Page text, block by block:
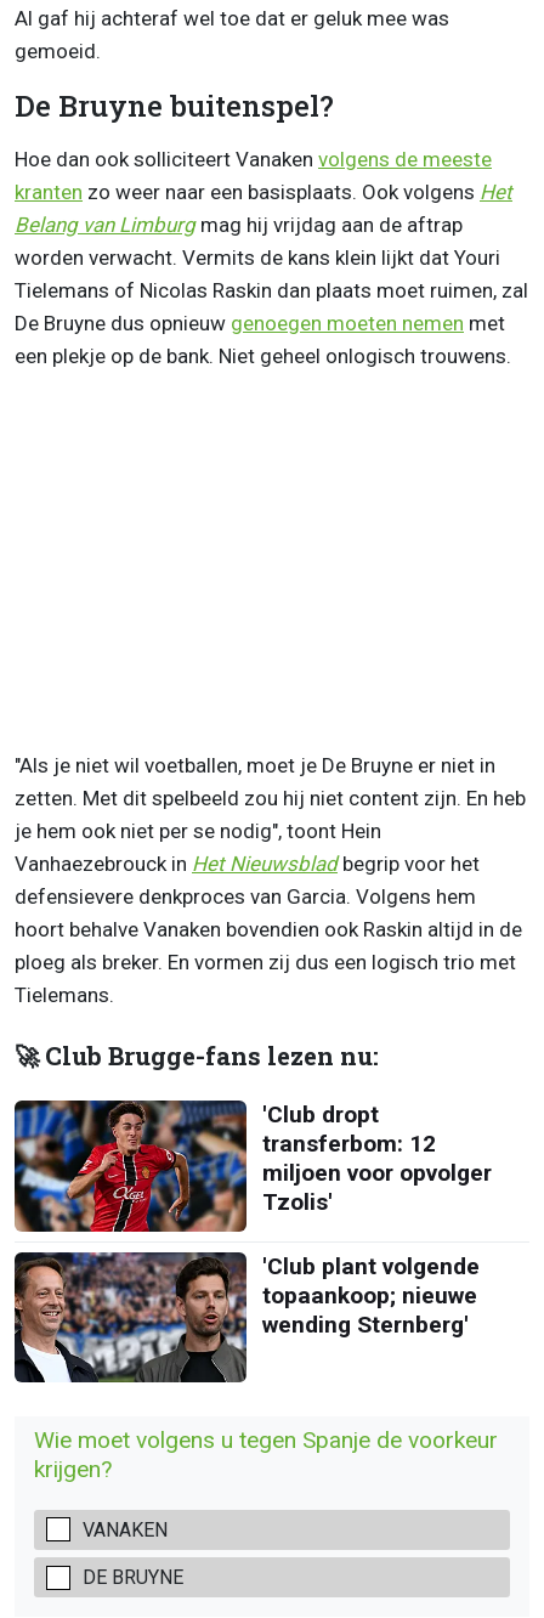
Al gaf hij achteraf wel toe dat er geluk mee was
gemoeid.
De Bruyne buitenspel?
Hoe dan ook solliciteert Vanaken volgens de meeste
kranten zo weer naar een basisplaats. Ook volgens Het
Belang van Limburgmag hij vrijdag aan de aftrap
worden verwacht. Vermits de kans klein lijkt dat Youri
Tielemans of Nicolas Raskin dan plaats moet ruimen, zal
De Bruyne dus opnieuw genoegen moeten nemen met
een plekje op de bank. Niet geheel onlogisch trouwens.
"Als je niet wil voetballen, moet je De Bruyne er niet in
zetten. Met dit spelbeeld zou hij niet content zijn. En heb
je hem ook niet per se nodig", toont Hein
Vanhaezebrouck in Het Nieuwsblad begrip voor het
defensievere denkproces van Garcia. Volgens hem
hoort behalve Vanaken bovendien ook Raskin altijd in de
ploeg als breker. En vormen zij dus een logisch trio met
Tielemans.
🚀 Club Brugge-fans lezen nu:
'Club dropt
transferbom: 12
miljoen voor opvolger
Tzolis'
'Club plant volgende
topaankoop; nieuwe
wending Sternberg'
Wie moet volgens u tegen Spanje de voorkeur
krijgen?
VANAKEN
DE BRUYNE